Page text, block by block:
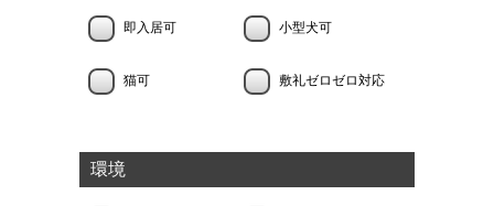
即入居可 小型犬可
猫可 敷礼ゼロゼロ対応
環境